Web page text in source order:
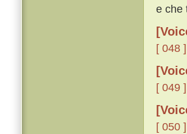
e che
[ 048 ]
[ 049 ]
[ 050 ]